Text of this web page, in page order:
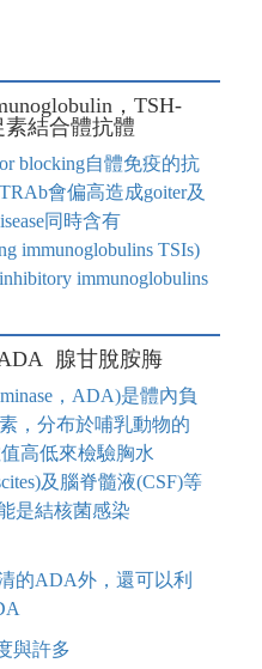
，TSH-
素結合體抗體
blocking自體免疫的抗
會偏高造成goiter及
同時含有
immunoglobulins TSIs)
immunoglobulins
ADA 腺甘脫胺脢
，ADA)是體內負
，分布於哺乳動物的
高低來檢驗胸水
及腦脊髓液(CSF)等
是結核菌感染
的ADA外，還可以利
與許多